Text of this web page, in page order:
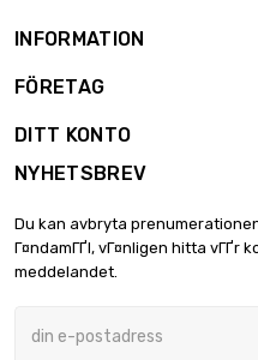
längd : 25 Meter
storlek : 1 x 7mm
storlek : 1 x 7mm
INFORMATION
FÖRETAG
DITT KONTO
NYHETSBREV
Du kan avbryta
Г¤ndamГҐl, vГ¤nligen hitta vГҐr
meddelandet.